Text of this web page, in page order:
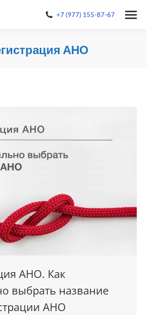
+7 (977) 155-87-67
АНО
АНО. Как
выбрать название
АНО